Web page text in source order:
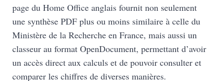
page du Home Office anglais fournit non seulement
une synthèse PDF plus ou moins similaire à celle du
Ministère de la Recherche en France, mais aussi un
classeur au format OpenDocument, permettant d’avoir
un accès direct aux calculs et de pouvoir consulter et
comparer les chiffres de diverses manières.